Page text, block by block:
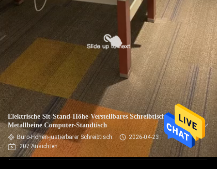
Elektrische Sit-Stand-Höhe-Verstellbares Schreibtisch
Metallbeine Computer-Standtisch
Büro-Höhen-justierbarer Schreibtisch
2026-04-23
207 Ansichten